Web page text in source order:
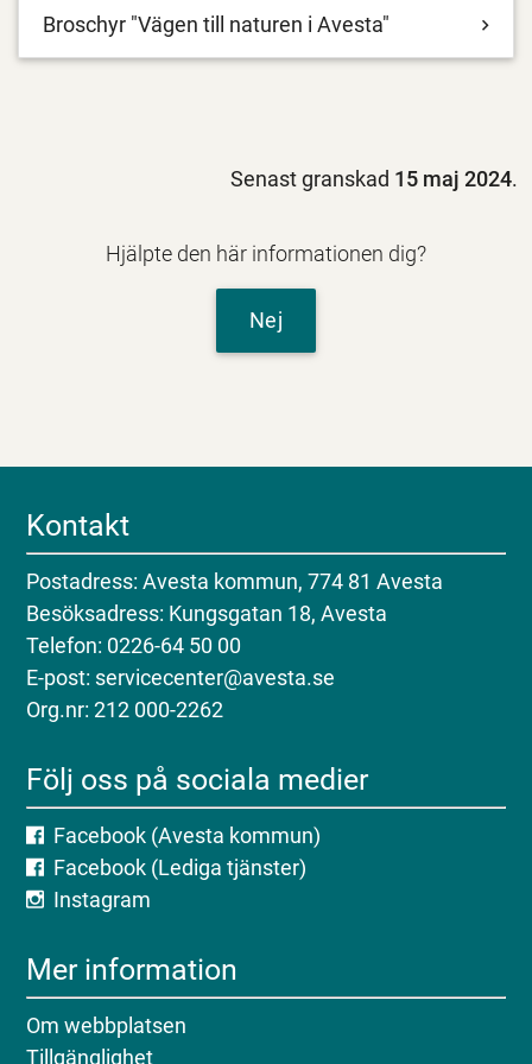
Broschyr "Vägen till naturen i Avesta"
Senast granskad 15 maj 2024.
Hjälpte den här informationen dig?
Nej
Kontakt
Postadress: Avesta kommun, 774 81 Avesta
Besöksadress: Kungsgatan 18, Avesta
Telefon: 0226-64 50 00
E-post: servicecenter@avesta.se
Org.nr: 212 000-2262
Följ oss på sociala medier
Facebook (Avesta kommun)
Facebook (Lediga tjänster)
Instagram
Mer information
Om webbplatsen
Tillgänglighet